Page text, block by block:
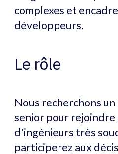
complexes et
développeurs.
Le rôle
Nous recherchons
senior pour
d'ingénieurs très
participerez aux